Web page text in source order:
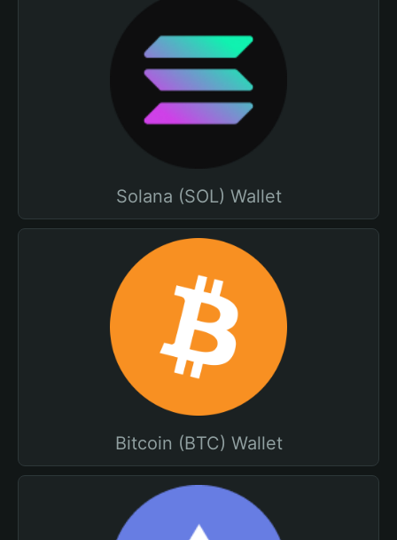
Solana (SOL) Wallet
Bitcoin (BTC) Wallet